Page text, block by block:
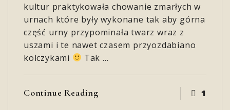
kultur praktykowała chowanie zmarłych w
urnach które były wykonane tak aby górna
część urny przypominała twarz wraz z
uszami i te nawet czasem przyozdabiano
kolczykami
Tak …
Continue Reading 1